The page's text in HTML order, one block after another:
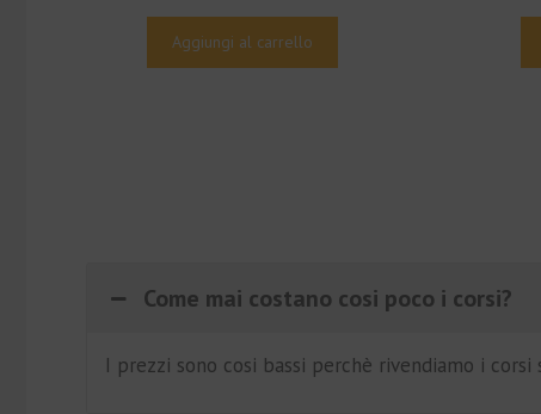
€997.00.€89.00.
Aggiungi al carrello
Come mai costano cosi poco i corsi?
I prezzi sono cosi bassi perchè rivendiamo i corsi